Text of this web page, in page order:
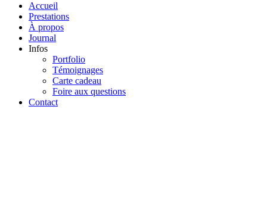
Accueil
Prestations
À propos
Journal
Infos
Portfolio
Témoignages
Carte cadeau
Foire aux questions
Contact